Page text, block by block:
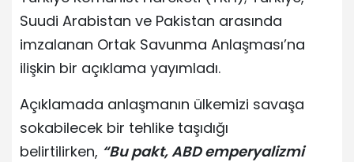
Suudi Arabistan ve Pakistan arasında
imzalanan Ortak Savunma Anlaşması’na
ilişkin bir açıklama yayımladı.
Açıklamada anlaşmanın ülkemizi savaşa
sokabilecek bir tehlike taşıdığı
belirtilirken, “Bu pakt, ABD emperyalizmi